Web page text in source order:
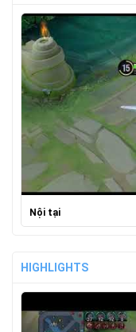
Nội tại
HIGHLIGHTS